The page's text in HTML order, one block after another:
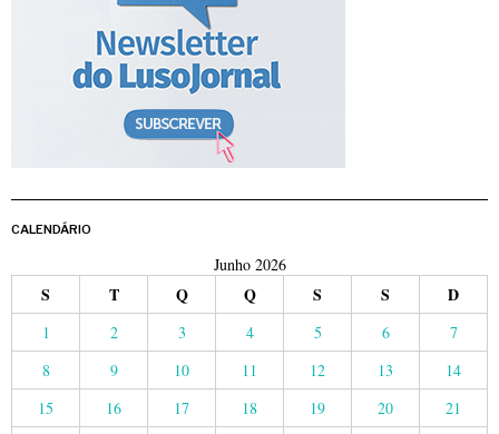
CALENDÁRIO
Junho 2026
S T Q Q S S D
1 2 3 4 5 6
7
8
9 10 11 12 13
14
15
16 17 18 19 20
21